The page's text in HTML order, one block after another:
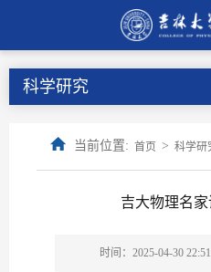
科学研究
当前位置: 首页 > 科学研
吉大物理名家
时间：2025-04-30